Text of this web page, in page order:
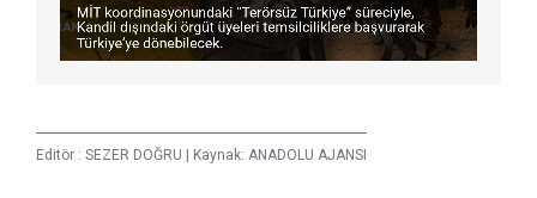
Editör : SEZER DOĞRU Kaynak: ANADOLU AJANSI